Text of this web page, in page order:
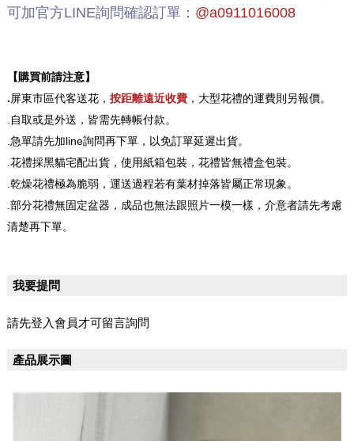
可加官方LINE詢問確認訂單： @a0911016008
【購買前請注意】
.屏東市區代客送花， 按距離遠近收費，大型花禮的運費則另報價。
.自取或是外送，皆需先轉帳付款。
.急單請先加line詢問再下單，以免訂單延遲出貨。
.花禮採黑貓宅配出貨，使用紙箱包裝，花禮皆無禮盒包裝。
.乾燥花禮極為脆弱，運送過程若有葉材掉落皆屬正常現象。
.部分花禮無固定盆器，成品也無法跟照片一模一樣，介意者請先考慮
清楚再下單。
我要提問
請先登入會員才可留言詢問
產品展示圖